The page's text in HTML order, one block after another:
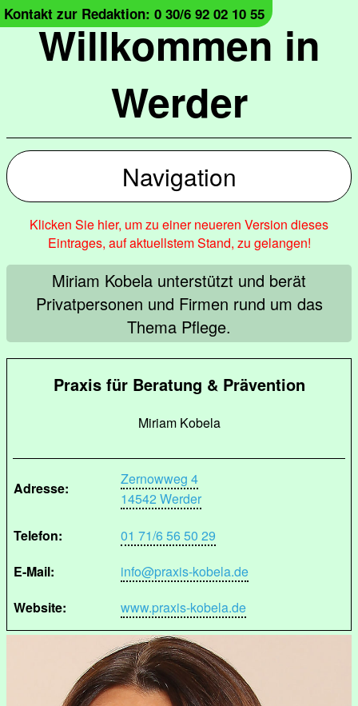
Willkommen in
Werder
Kontakt zur Redaktion: 0 30/6 92 02 10 55
Navigation
Klicken Sie hier, um zu einer neueren Version dieses
Eintrages, auf aktuellstem Stand, zu gelangen!
Miriam Kobela unterstützt und berät
Privatpersonen und Firmen rund um das
Thema Pflege.
Praxis für Beratung & Prävention
Miriam Kobela
Adresse:
Zernowweg 4
14542 Werder
Telefon:
01 71/6 56 50 29
E-Mail:
info@praxis-kobela.de
Website:
www.praxis-kobela.de